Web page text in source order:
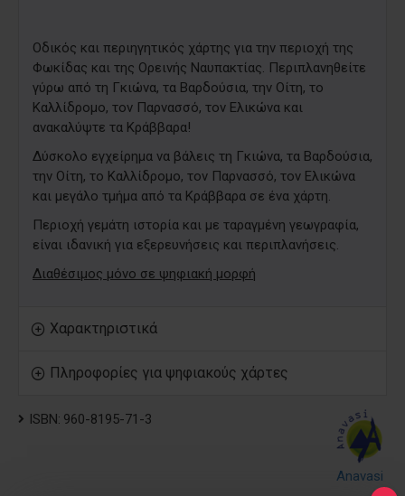
Οδικός και περιηγητικός χάρτης για την περιοχή της
Φωκίδας και της Ορεινής Ναυπακτίας. Περιπλανηθείτε
γύρω από τη Γκιώνα, τα Βαρδούσια, την Οίτη, το
Καλλίδρομο, τον Παρνασσό, τον Ελικώνα και
ανακαλύψτε τα Κράββαρα!
Δύσκολο εγχείρημα να βάλεις τη Γκιώνα, τα Βαρδούσια,
την Οίτη, το Καλλίδρομο, τον Παρνασσό, τον Ελικώνα
και μεγάλο τμήμα από τα Κράββαρα σε ένα χάρτη.
Περιοχή γεμάτη ιστορία και με ταραγμένη γεωγραφία,
είναι ιδανική για εξερευνήσεις και περιπλανήσεις.
Διαθέσιμος μόνο σε ψηφιακή μορφή
Χαρακτηριστικά
Πληροφορίες για ψηφιακούς χάρτες
ISBN: 960-8195-71-3
Anavasi